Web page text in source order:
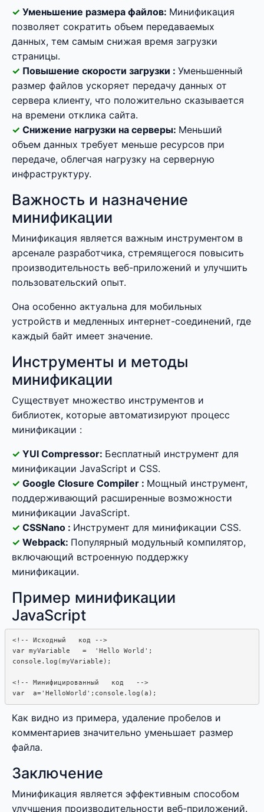
Уменьшение размера файлов: Минификация
позволяет сократить объем передаваемых
данных, тем самым снижая время загрузки
страницы.
Повышение скорости загрузки : Уменьшенный
размер файлов ускоряет передачу данных от
сервера клиенту, что положительно сказывается
на времени отклика сайта.
Снижение нагрузки на серверы: Меньший
объем данных требует меньше ресурсов при
передаче, облегчая нагрузку на серверную
инфраструктуру.
Важность и назначение
минификации
Минификация является важным инструментом в
арсенале разработчика, стремящегося повысить
производительность веб-приложений и улучшить
пользовательский опыт.
Она особенно актуальна для мобильных
устройств и медленных интернет-соединений, где
каждый байт имеет значение.
Инструменты и методы
минификации
Существует множество инструментов и
библиотек, которые автоматизируют процесс
минификации :
YUI Compressor: Бесплатный инструмент для
минификации JavaScript и CSS.
Google Closure Compiler : Мощный инструмент,
поддерживающий расширенные возможности
минификации JavaScript.
CSSNano : Инструмент для минификации CSS.
Webpack: Популярный модульный компилятор,
включающий встроенную поддержку
минификации.
Пример минификации
JavaScript
<!-- Исходный   код -->
var myVariable   =  'Hello World';
console.log(myVariable);
<!-- Минифицированный   код   -->
var  a='HelloWorld';console.log(a);
Как видно из примера, удаление пробелов и
комментариев значительно уменьшает размер
файла.
Заключение
Минификация является эффективным способом
улучшения производительности веб-приложений.